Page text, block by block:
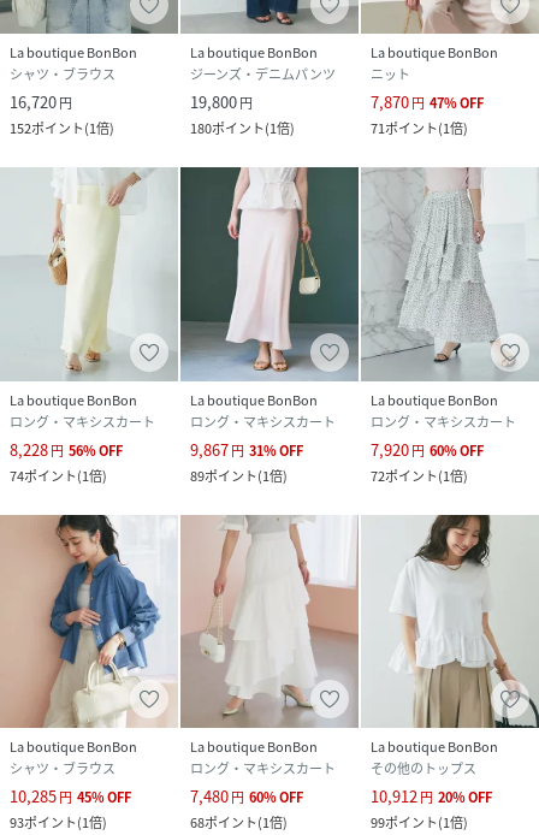
La boutique BonBon
シャツ・ブラウス
16,720円
152ポイント(1倍)
La boutique BonBon
ジーンズ・デニムパンツ
19,800円
180ポイント(1倍)
La boutique BonBon
ニット
7,870円 47%OFF
71ポイント(1倍)
La boutique BonBon
ロング・マキシスカート
8,228円 56%OFF
74ポイント(1倍)
La boutique BonBon
ロング・マキシスカート
9,867円 31%OFF
89ポイント(1倍)
La boutique BonBon
ロング・マキシスカート
7,920円 60%OFF
72ポイント(1倍)
La boutique BonBon
シャツ・ブラウス
10,285円 45%OFF
93ポイント(1倍)
La boutique BonBon
ロング・マキシスカート
7,480円 60%OFF
68ポイント(1倍)
La boutique BonBon
その他のトップス
10,912円 20%OFF
99ポイント(1倍)